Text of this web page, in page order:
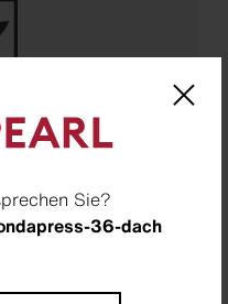
Sie?
36-dach